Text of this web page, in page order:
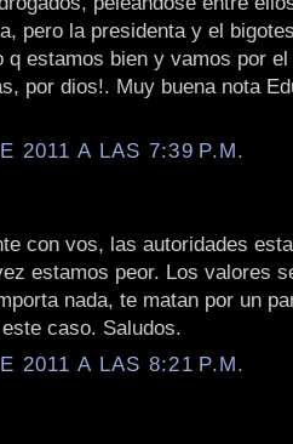
pero la presidenta y el
q estamos bien y vamos por
por dios!. Muy buena nota
2011 A LAS 7:39 P.M.
con vos, las autoridades
estamos peor. Los valores
nada, te matan por un
caso. Saludos.
2011 A LAS 8:21 P.M.